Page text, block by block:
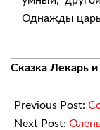
Однажды царь
2018-
27
Сказка Лекарь
Previous Post:
Next Post: